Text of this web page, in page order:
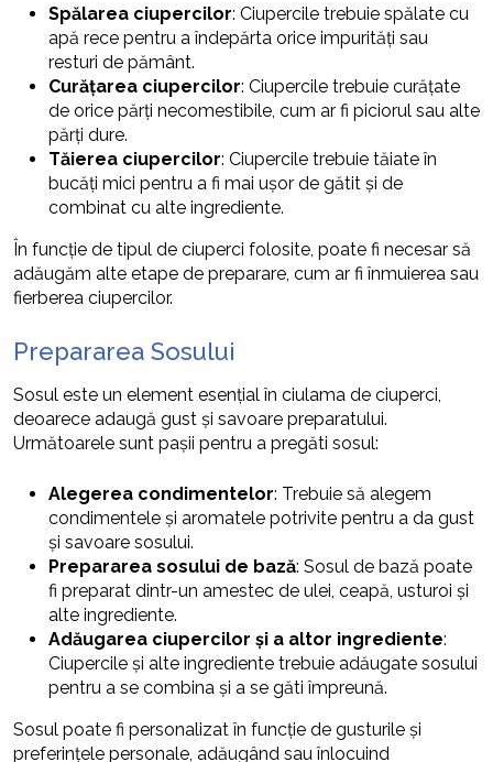
Spălarea ciupercilor: Ciupercile trebuie spălate cu
apă rece pentru a îndepărta orice impurități sau
resturi de pământ.
Curățarea ciupercilor: Ciupercile trebuie curățate
de orice părți necomestibile, cum ar fi piciorul sau alte
părți dure.
Tăierea ciupercilor: Ciupercile trebuie tăiate în
bucăți mici pentru a fi mai ușor de gătit și de
combinat cu alte ingrediente.
În funcție de tipul de ciuperci folosite, poate fi necesar să
adăugăm alte etape de preparare, cum ar fi înmuierea sau
fierberea ciupercilor.
Prepararea Sosului
Sosul este un element esențial în ciulama de ciuperci,
deoarece adaugă gust și savoare preparatului.
Următoarele sunt pașii pentru a pregăti sosul:
Alegerea condimentelor: Trebuie să alegem
condimentele și aromatele potrivite pentru a da gust
și savoare sosului.
Prepararea sosului de bază: Sosul de bază poate
fi preparat dintr-un amestec de ulei, ceapă, usturoi și
alte ingrediente.
Adăugarea ciupercilor și a altor ingrediente:
Ciupercile și alte ingrediente trebuie adăugate sosului
pentru a se combina și a se găti împreună.
Sosul poate fi personalizat în funcție de gusturile și
preferințele personale, adăugând sau înlocuind